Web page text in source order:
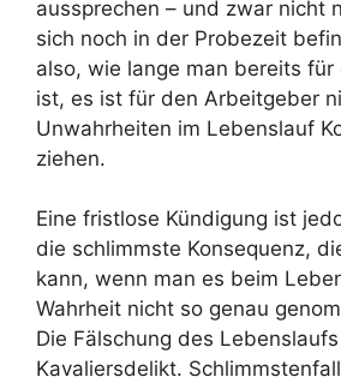
aussprechen – und zwar nicht
sich noch in der Probezeit
also, wie lange man bereits für
ist, es ist für den Arbeitgeber
Unwahrheiten im Lebenslauf
ziehen.
Eine fristlose Kündigung ist
die schlimmste Konsequenz,
kann, wenn man es beim
Wahrheit nicht so genau
Die Fälschung des
Kavaliersdelikt.